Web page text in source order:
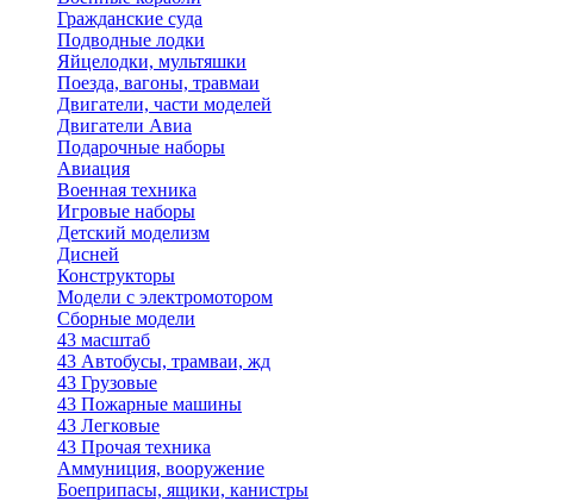
Гражданские суда
Подводные лодки
Яйцелодки, мультяшки
Поезда, вагоны, травмаи
Двигатели, части моделей
Двигатели Авиа
Подарочные наборы
Авиация
Военная техника
Игровые наборы
Детский моделизм
Дисней
Конструкторы
Модели с электромотором
Сборные модели
43 масштаб
43 Автобусы, трамваи, жд
43 Грузовые
43 Пожарные машины
43 Легковые
43 Прочая техника
Аммуниция, вооружение
Боеприпасы, ящики, канистры